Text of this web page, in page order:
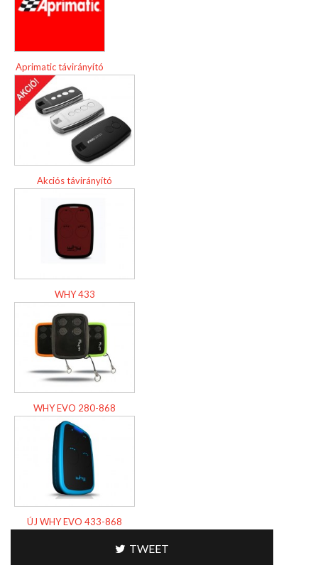
Aprimatic távirányító
Akciós távirányító
WHY 433
WHY EVO 280-868
ÚJ WHY EVO 433-868
TWEET